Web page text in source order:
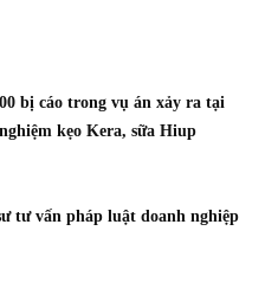
bị cáo trong vụ án xảy ra tại
kẹo Kera, sữa Hiup
tư vấn pháp luật doanh nghiệp